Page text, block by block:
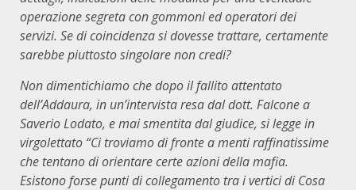
operazione segreta con gommoni ed operatori dei
servizi. Se di coincidenza si dovesse trattare, certamente
sarebbe piuttosto singolare non credi?
Non dimentichiamo che dopo il fallito attentato
dell’Addaura, in un’intervista resa dal dott. Falcone a
Saverio Lodato, e mai smentita dal giudice, si legge in
virgolettato “Ci troviamo di fronte a menti raffinatissime
che tentano di orientare certe azioni della mafia.
Esistono forse punti di collegamento tra i vertici di Cosa